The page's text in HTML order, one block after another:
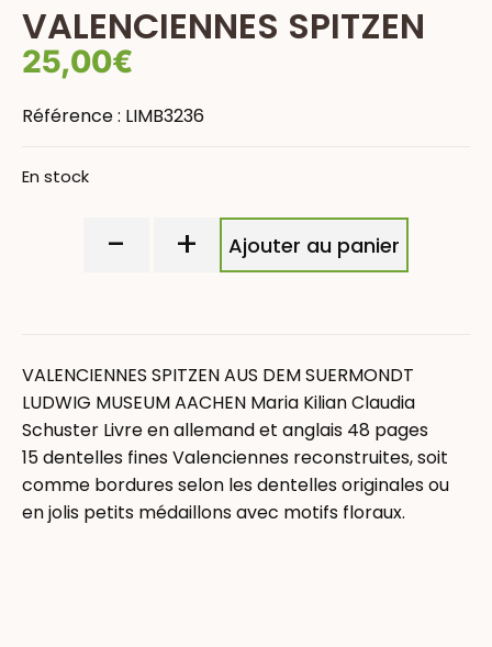
VALENCIENNES SPITZEN
25,00€
Référence : LIMB3236
En stock
- + Ajouter au panier
VALENCIENNES SPITZEN AUS DEM SUERMONDT
LUDWIG MUSEUM AACHEN Maria Kilian Claudia
Schuster Livre en allemand et anglais 48 pages
15 dentelles fines Valenciennes reconstruites, soit
comme bordures selon les dentelles originales ou
en jolis petits médaillons avec motifs floraux.